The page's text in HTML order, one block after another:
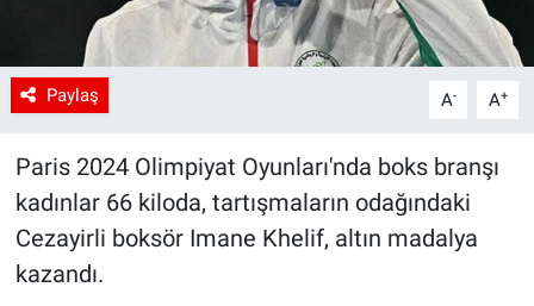
Paylaş A- A+
Paris 2024 Olimpiyat Oyunları'nda boks branşı
kadınlar 66 kiloda, tartışmaların odağındaki
Cezayirli boksör Imane Khelif, altın madalya
kazandı.